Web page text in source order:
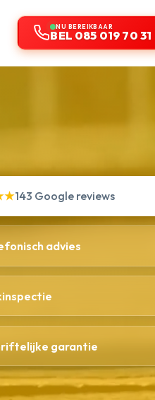
NU BEREIKBAAR
BEL 085 019 70 31
143 Google reviews
advies
garantie